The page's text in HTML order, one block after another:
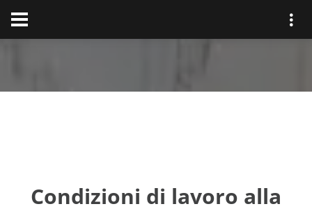
Condizioni di lavoro alla